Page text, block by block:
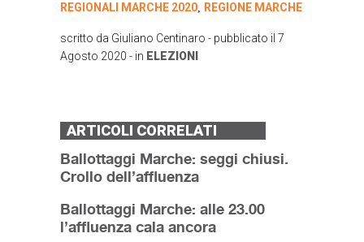
REGIONALI MARCHE 2020, REGIONE MARCHE
scritto da Giuliano Centinaro - pubblicato il 7
Agosto 2020 - in ELEZIONI
ARTICOLI CORRELATI
Ballottaggi Marche: seggi chiusi.
Crollo dell’affluenza
Ballottaggi Marche: alle 23.00
l’affluenza cala ancora